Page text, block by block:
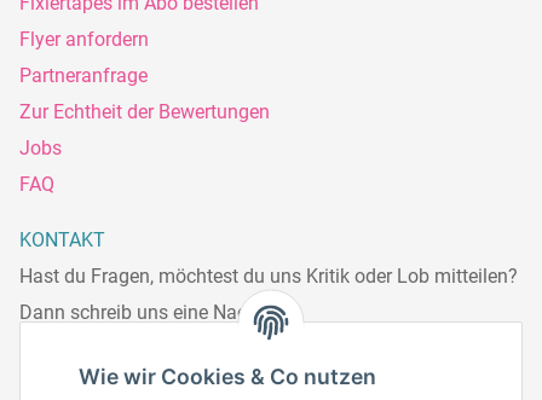
Wie wir Cookies & Co nutzen
Flyer anfordern
Partneranfrage
Zur Echtheit der Bewertungen
Jobs
FAQ
KONTAKT
Hast du Fragen, möchtest du uns Kritik oder Lob mitteilen?
Dann schreib uns eine Nachricht.
Telefonisch erreichst du uns: